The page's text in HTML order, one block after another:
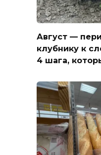
Август —
клубнику к
4 шага,